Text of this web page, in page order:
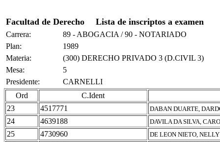
Facultad de Derecho Lista de inscriptos a examen
Carrera:
89 - ABOGACIA / 90 - NOTARIADO
Plan:
1989
Materia:
(300) DERECHO PRIVADO 3 (D.CIVIL 3)
Mesa:
5
Presidente:
CARNELLI
Ord
C.Ident
23
4517771 DABAN DUARTE,
24 4639188 DAVILA DA SILVA,
25 4730960 DE LEON NIETO,